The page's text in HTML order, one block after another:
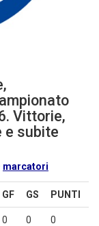
Vittorie,
e subite
marcatori
GF GS PUNTI
0 0 0